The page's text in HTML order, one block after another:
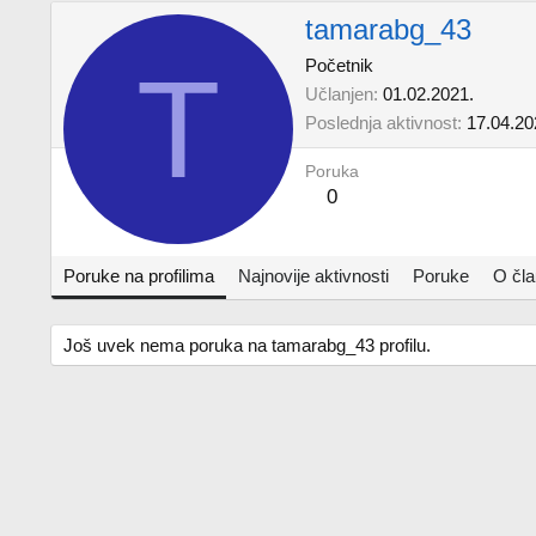
T
tamarabg_43
Početnik
Učlanjen 01.02.2021.
Poslednja aktivnost
Poruka
0
Poruke na profilima Najnovije aktivnosti Poruke O
Još uvek nema poruka na tamarabg_43 profilu.